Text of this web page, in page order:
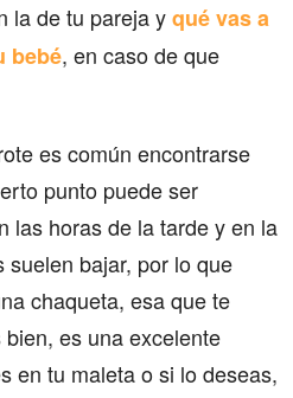
la de tu pareja yqué vas a
bebé, en caso de que
es común encontrarse
punto puede ser
las horas de la tarde y en la
suelen bajar, por lo que
chaqueta, esa que te
es una excelente
en tu maleta o si lo deseas,